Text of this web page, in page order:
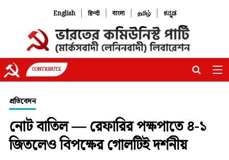
English | हिन्दी | বাংলা | தமிழ் | ಕನ್ನಡ
CONTRIBUTE
প্রতিবেদন
নোট বাতিল — রেফারির পক্ষপাতে ৪-১
জিতলেও বিপক্ষের গোলটিই দর্শনীয়